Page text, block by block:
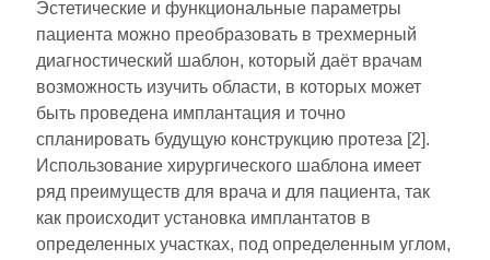
Эстетические и функциональные параметры
пациента можно преобразовать в трехмерный
диагностический шаблон, который даёт врачам
возможность изучить области, в которых может
быть проведена имплантация и точно
спланировать будущую конструкцию протеза [2].
Использование хирургического шаблона имеет
ряд преимуществ для врача и для пациента, так
как происходит установка имплантатов в
определенных участках, под определенным углом,